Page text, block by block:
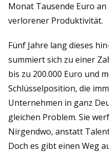
Monat Tausende Euro
verlorener Produktivität.
Fünf Jahre lang dieses
summiert sich zu einer
bis zu 200.000 Euro und
Schlüsselposition, die
Unternehmen in ganz
gleichen Problem. Sie
Nirgendwo, anstatt
Doch es gibt einen Weg